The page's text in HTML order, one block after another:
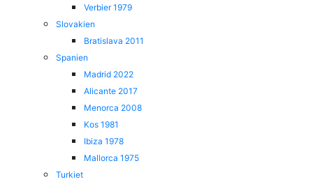
Verbier 1979
Slovakien
Bratislava 2011
Spanien
Madrid 2022
Alicante 2017
Menorca 2008
Kos 1981
Ibiza 1978
Mallorca 1975
Turkiet